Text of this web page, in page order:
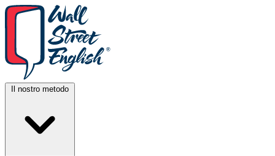
Il nostro metodo